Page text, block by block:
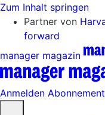
Zum Inhalt springen
Partner von
forward
manager magazin
Anmelden Abonnement